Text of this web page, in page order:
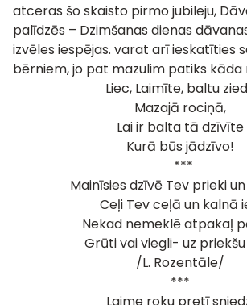
atceras šo skaisto pirmo jubileju,
palīdzēs – Dzimšanas dienas
izvēles iespējas. varat arī ieskatīties
bērniem, jo pat mazulim patiks
Liec, Laimīte, baltu
Mazajā rociņā,
Lai ir balta tā dzīvīte
Kurā būs jādzīvo!
***
Mainīsies dzīvē Tev prieki
Ceļi Tev ceļā un kalnā
Nekad nemeklē atpakaļ
Grūti vai viegli- uz
/L. Rozentāle/
***
Laime roku pretī